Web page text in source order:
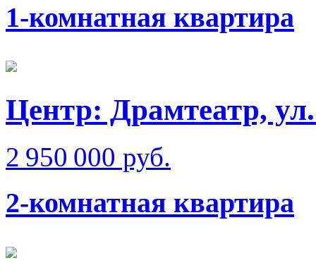
1-комнатная квартира
Центр: Драмтеатр,
2 950 000 руб.
2-комнатная квартира